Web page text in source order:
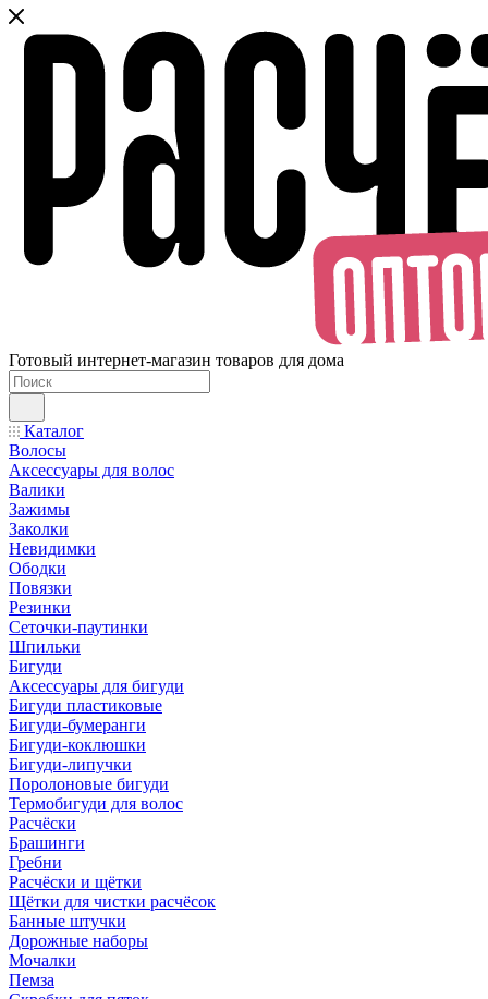
Готовый интернет-магазин товаров для дома
Каталог
Волосы
Аксессуары для волос
Валики
Зажимы
Заколки
Невидимки
Ободки
Повязки
Резинки
Сеточки-паутинки
Шпильки
Бигуди
Аксессуары для бигуди
Бигуди пластиковые
Бигуди-бумеранги
Бигуди-коклюшки
Бигуди-липучки
Поролоновые бигуди
Термобигуди для волос
Расчёски
Брашинги
Гребни
Расчёски и щётки
Щётки для чистки расчёсок
Банные штучки
Дорожные наборы
Мочалки
Пемза